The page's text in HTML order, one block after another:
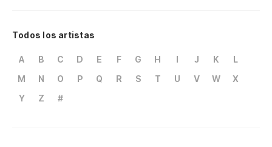
Todos los artistas
A B C D E F G H I J K
L
M
N O P Q R S T U V W
X
Y
Z #